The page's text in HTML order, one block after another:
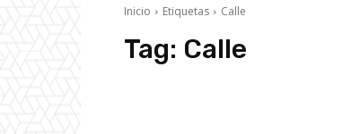
Inicio Etiquetas Calle
Tag: Calle